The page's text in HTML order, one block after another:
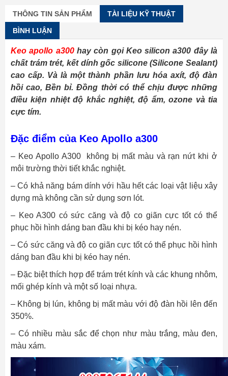
THÔNG TIN SẢN PHẨM TÀI LIỆU KỸ THUẬT
BÌNH LUẬN
Keo apollo a300hay còn gọi Keo silicon a300 đây là
chất trám trét, kết dính gốc silicone (Silicone Sealant)
cao cấp. Và là một thành phần lưu hóa axít, độ đàn
hồi cao, Bền bỉ. Đồng thời có thể chịu được những
điều kiện nhiệt độ khắc nghiệt, độ ẩm, ozone và tia
cực tím.
Đặc điểm của Keo Apollo a300
– Keo Apollo A300 không bị mất màu và rạn nứt khi ở
môi trường thời tiết khắc nghiệt.
– Có khả năng bám dính với hầu hết các loại vật liệu xây
dựng mà không cần sử dụng sơn lót.
– Keo A300 có sức căng và độ co giãn cực tốt có thể
phục hồi hình dáng ban đầu khi bị kéo hay nén.
– Có sức căng và độ co giãn cực tốt có thể phục hồi hình
dáng ban đầu khi bị kéo hay nén.
– Đặc biệt thích hợp để trám trét kính và các khung nhôm,
mối ghép kính và một số loại nhựa.
– Không bị lún, không bị mất màu với độ đàn hồi lên đến
350%.
– Có nhiều màu sắc để chọn như màu trắng, màu đen,
màu xám.